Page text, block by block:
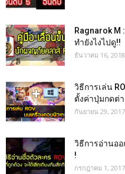
Ragnarok
ทำยังไงไปดู!!
ธันวาคม 16, 2018
วิธีการเล่น
ตั้งค่าปุ่มกดต่า
กันยายน 29, 2017
วิธีการอ่านออ
!
กรกฎาคม 1, 2017